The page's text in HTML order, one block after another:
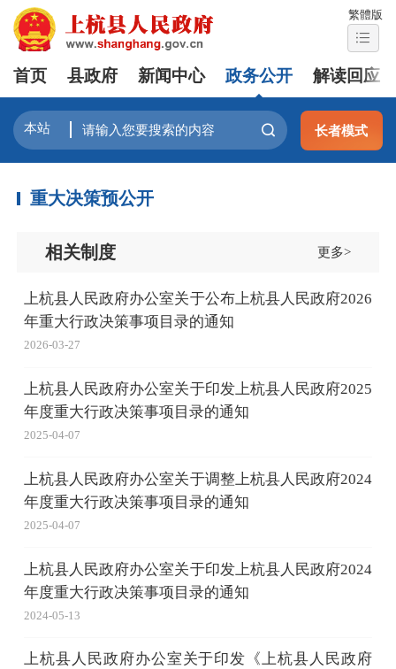
繁體版
首页 县政府 新闻中心 政务公开 解读回应
长者模式
重大决策预公开
相关制度 更多>
上杭县人民政府办公室关于公布上杭县人民政府2026
年重大行政决策事项目录的通知
2026-03-27
上杭县人民政府办公室关于印发上杭县人民政府2025
年度重大行政决策事项目录的通知
2025-04-07
上杭县人民政府办公室关于调整上杭县人民政府2024
年度重大行政决策事项目录的通知
2025-04-07
上杭县人民政府办公室关于印发上杭县人民政府2024
年度重大行政决策事项目录的通知
2024-05-13
上杭县人民政府办公室关于印发《上杭县人民政府